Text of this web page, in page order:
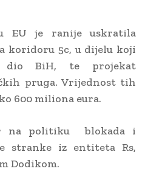
EU je ranije uskratila
koridoru 5c, u dijelu koji
dio BiH, te projekat
pruga. Vrijednost tih
600 miliona eura.
na politiku blokada i
stranke iz entiteta Rs,
Dodikom.